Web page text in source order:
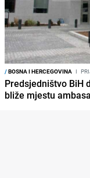
/BOSNA I HERCEGOVINA I
Predsjedništvo BiH
bliže mjestu